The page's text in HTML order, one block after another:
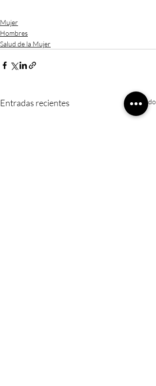
Mujer
Hombres
Salud de la Mujer
Entradas recientes Ver todo